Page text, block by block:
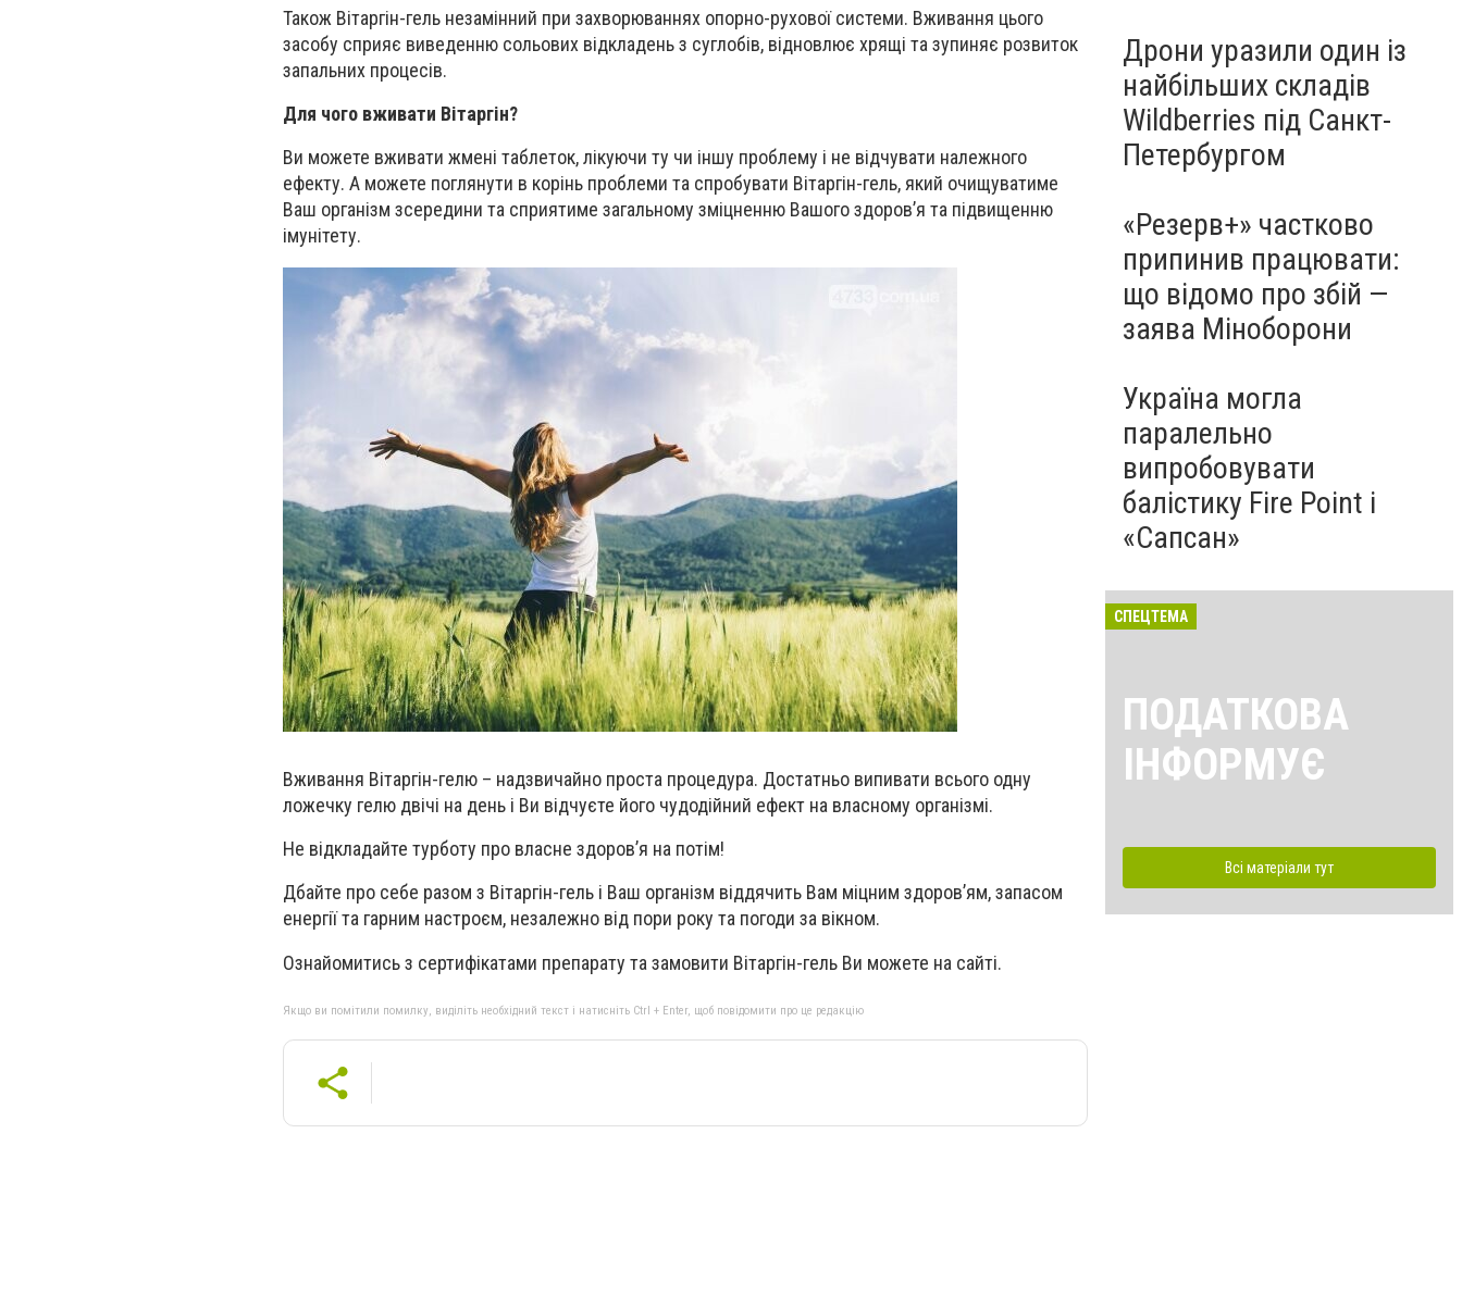
Також Вітаргін-гель незамінний при захворюваннях опорно-рухової системи. Вживання цього
засобу сприяє виведенню сольових відкладень з суглобів, відновлює хрящі та зупиняє розвиток
запальних процесів.
Для чого вживати Вітаргін?
Ви можете вживати жмені таблеток, лікуючи ту чи іншу проблему і не відчувати належного
ефекту. А можете поглянути в корінь проблеми та спробувати Вітаргін-гель, який очищуватиме
Ваш організм зсередини та сприятиме загальному зміцненню Вашого здоров’я та підвищенню
імунітету.
Вживання Вітаргін-гелю – надзвичайно проста процедура. Достатньо випивати всього одну
ложечку гелю двічі на день і Ви відчуєте його чудодійний ефект на власному організмі.
Не відкладайте турботу про власне здоров’я на потім!
Дбайте про себе разом з Вітаргін-гель і Ваш організм віддячить Вам міцним здоров’ям, запасом
енергії та гарним настроєм, незалежно від пори року та погоди за вікном.
Ознайомитись з сертифікатами препарату та замовити Вітаргін-гель Ви можете на сайті.
Якщо ви помітили помилку, виділіть необхідний текст і натисніть Ctrl + Enter, щоб повідомити про це редакцію
Дрони уразили один із
найбільших складів
Wildberries під Санкт-
Петербургом
«Резерв+» частково
припинив працювати:
що відомо про збій —
заява Міноборони
Україна могла
паралельно
випробовувати
балістику Fire Point і
«Сапсан»
СПЕЦТЕМА
ПОДАТКОВА
ІНФОРМУЄ
Всі матеріали тут